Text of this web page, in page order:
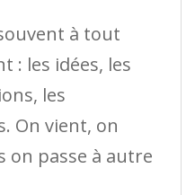
à tout
: les idées, les
les
On vient, on
on passe à autre